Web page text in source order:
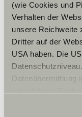
(wie Cookies und
Verhalten der
unsere Reichweite
Dritter auf der
USA haben. Die
Datenübermittlung
September 18:00)
Unser Geschäft